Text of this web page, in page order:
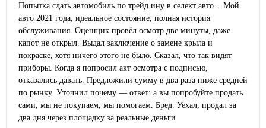
Попытка сдать автомобиль по трейд ину в селект авто... Мой
авто 2021 года, идеальное состояние, полная история
обслуживания. Оценщик провёл осмотр две минуты, даже
капот не открыл. Выдал заключение о замене крыла и
покраске, хотя ничего этого не было. Сказал, что так видят
приборы. Когда я попросил акт осмотра с подписью,
отказались давать. Предложили сумму в два раза ниже средней
по рынку. Уточнил почему — ответ: а вы попробуйте продать
сами, мы не покупаем, мы помогаем. Бред. Уехал, продал за
два дня через площадку за реальные деньги